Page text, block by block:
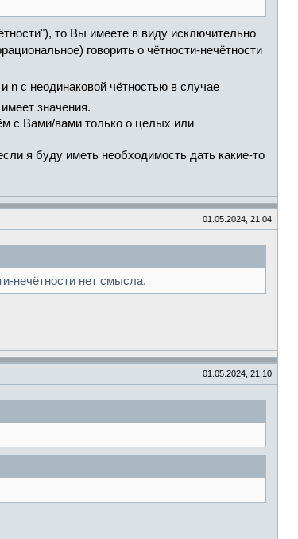
то Вы имеете в виду исключительно
говорить о чётности-нечётности
n с неодинаковой чётностью в случае
значения.
с Вами/вами только о целых или
я буду иметь необходимость дать какие-то
01.05.2024, 21:04
нечётности нет смысла.
01.05.2024, 21:10